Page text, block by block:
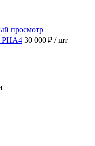
просмотр
РНА4 30 000 ₽ / шт